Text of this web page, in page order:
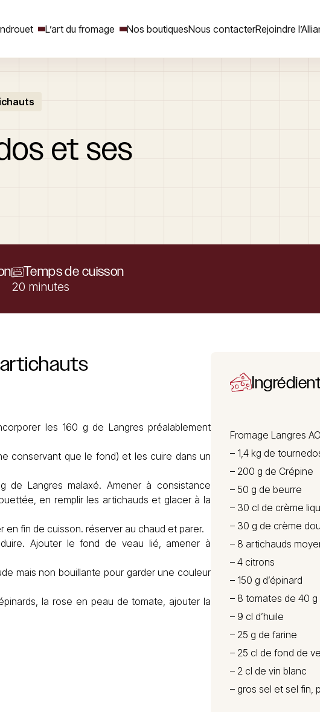
L’art du fromage Nos boutiquesNous contacterRejoindre
et ses
Temps de cuisson
20 minutes
artichauts
les 160 g de Langres préalablement
conservant que le fond) et les cuire dans un
de Langres malaxé. Amener à consistance
en remplir les artichauds et glacer à la
en fin de cuisson. réserver au chaud et parer.
Ajouter le fond de veau lié, amener à
mais non bouillante pour garder une couleur
la rose en peau de tomate, ajouter la
Fromage Langres
– 1,4 kg de
– 200 g de Crépine
– 50 g de beurre
– 30 cl de crème
– 30 g de crème
– 8 artichauds
– 4 citrons
– 150 g d’épinard
– 8 tomates de 40 g
– 9 cl d’huile
– 25 g de farine
– 25 cl de fond de
– 2 cl de vin blanc
– gros sel et sel fin,